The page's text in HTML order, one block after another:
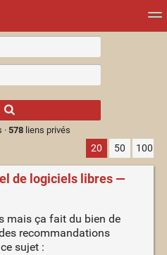
results.
578liens privés
20 50 100
de logiciels libres —
mais ça fait du bien de
recommandations
sujet :